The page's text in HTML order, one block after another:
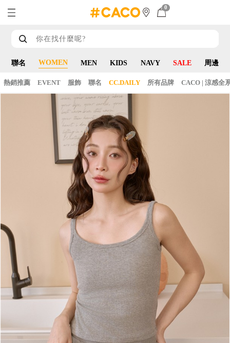
0
聯名 WOMEN MEN KIDS NAVY SALE 周邊
熱銷推薦 EVENT 服飾 聯名 CC.DAILY 所有品牌 CACO | 涼感全